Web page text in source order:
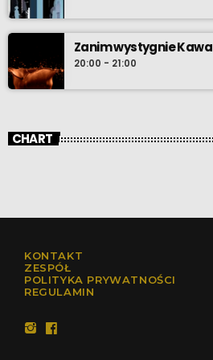
Zanim wystygnie Kawa
20:00 - 21:00
CHART
KONTAKT
ZESPÓŁ
POLITYKA PRYWATNOŚCI
REGULAMIN